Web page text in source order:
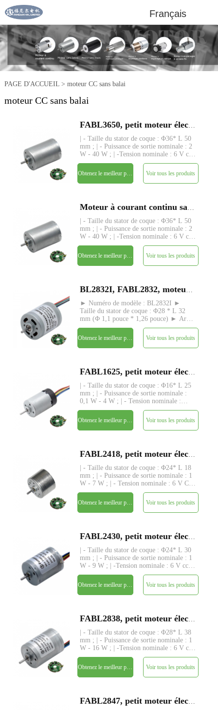
Français
PAGE D'ACCUEIL> moteur CC sans balai
moteur CC sans balai
| - Taille du stator de coque : Φ36* L 50
mm ; | - Puissance de sortie nominale : 2
W - 40 W ; | -Tension nominale : 6 V cc
- 24 V ; | - Couple nominal : jusqu'à 450
gf-cm ; | - Axe : Φ3,175 mm (ou
4,0 mm), longueur personnalisée ; | -
Driver : drive
Voir tous les produits
| - Taille du stator de coque : Φ36* L 50
mm ; | - Puissance de sortie nominale : 2
W - 40 W ; | -Tension nominale : 6 V cc
- 24 V ; | - Couple nominal : jusqu'à 450
gf-cm ; | - Axe : Φ3,175 mm (ou
4,0 mm), longueur personnalisée ; | -
Driver : drive
Voir tous les produits
► Numéro de modèle : BL2832I ►
Taille du stator de coque : Φ28 * L 32
mm (Φ 1,1 pouce * 1,26 pouce) ► Arbre
: Φ2,3 mm (0,09 pouce), pas de vis,
forme D, etc. ► Personnalisation sans
longueur d'arbre ► Puissance de sortie
nominale : 1 W - 13 W ► Tensi
Voir tous les produits
| - Taille du stator de coque : Φ16* L 25
mm ; | - Puissance de sortie nominale :
0,1 W - 4 W ; | - Tension nominale :
6 V CC - 24 V ; | - Couple nominal :
max. 15 gf-cm; | - Driver : driver intégré
avec 3 capteurs hall | - Tige : Φ2mm,
longueur pers
Voir tous les produits
| - Taille du stator de coque : Φ24* L 18
mm ; | - Puissance de sortie nominale : 1
W - 7 W ; | - Tension nominale : 6 V CC
- 24 V ; | - Couple nominal : jusqu'à 40
gf-cm ; | - Driver : driver intégré avec 3
capteurs hall | - Tige : Φ2mm, longueur
pe
Voir tous les produits
| - Taille du stator de coque : Φ24* L 30
mm ; | - Puissance de sortie nominale : 1
W - 9 W ; | -Tension nominale : 6 V cc -
24 V ; | - Couple nominal : jusqu'à 75 gf-
cm ; | - Tige : Φ2mm, longueur
personnalisée ; | - Driver : driver intégré
avec 3 c
Voir tous les produits
| - Taille du stator de coque : Φ28* L 38
mm ; | - Puissance de sortie nominale : 1
W - 16 W ; | -Tension nominale : 6 V cc
- 24 V ; | - Couple nominal : jusqu'à 120
gf-cm ; | - Tige : Φ2.3mm, longueur
personnalisée ; | - Driver : driver intégré
avec
Voir tous les produits